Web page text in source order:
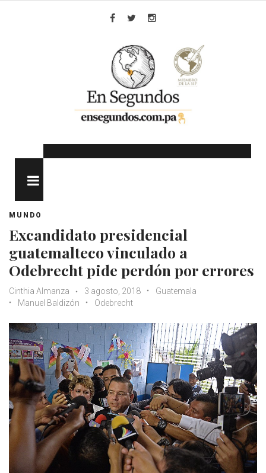
MUNDO
Excandidato presidencial
guatemalteco vinculado a
Odebrecht pide perdón por errores
Cinthia Almanza 3 agosto, 2018
Guatemala
Manuel Baldizón
Odebrecht